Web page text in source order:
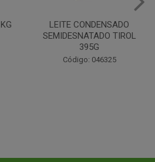
CHANTILINHO EM PO 400G
MIX
Código: 037442